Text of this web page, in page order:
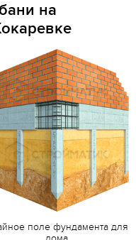
на
поле фундамента для